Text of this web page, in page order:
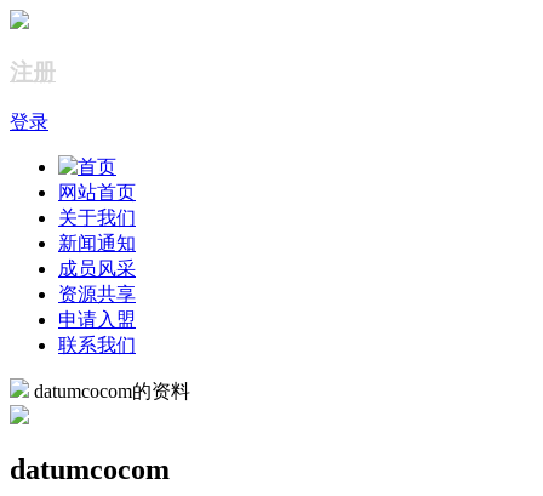
注册
登录
网站首页
关于我们
新闻通知
成员风采
资源共享
申请入盟
联系我们
datumcocom的资料
datumcocom